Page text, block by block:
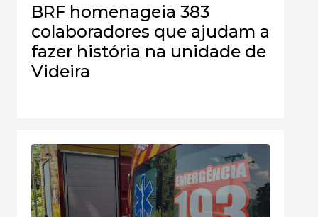
BRF homenageia 383
colaboradores que ajudam a
fazer história na unidade de
Videira